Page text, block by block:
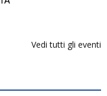
Vedi tutti gli eventi